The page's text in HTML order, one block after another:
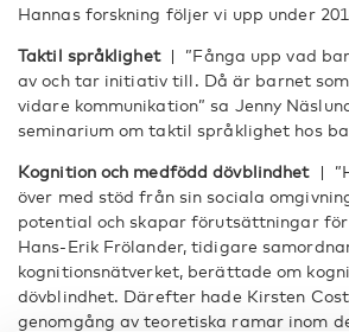
Hannas forskning följer vi upp under
Taktil språklighet | ”Fånga upp vad
av och tar initiativ till. Då är barnet
vidare kommunikation” sa Jenny
seminarium om taktil språklighet hos
Kognition och medfödd dövblindhet |
över med stöd från sin sociala
potential och skapar förutsättningar för
Hans-Erik Frölander, tidigare
kognitionsnätverket, berättade om
dövblindhet. Därefter hade Kirsten
genomgång av teoretiska ramar inom